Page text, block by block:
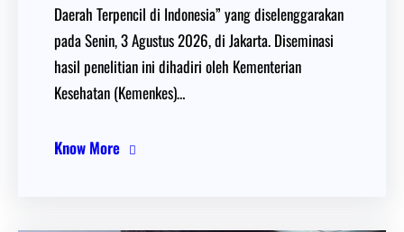
Daerah Terpencil di Indonesia” yang diselenggarakan
pada Senin, 3 Agustus 2026, di Jakarta. Diseminasi
hasil penelitian ini dihadiri oleh Kementerian
Kesehatan (Kemenkes)…
Know More